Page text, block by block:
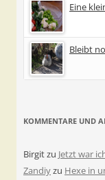
Eine
Bleibt
KOMMENTARE UND
Birgitzu Jetzt war
Zandiyzu Hexe in